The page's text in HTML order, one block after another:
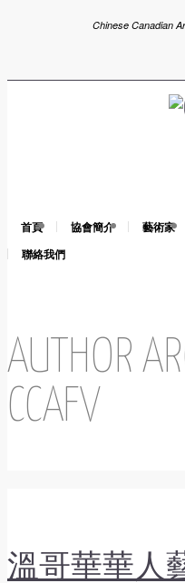
Chinese Canadian
首頁 協會簡介 藝術家
聯絡我們
AUTHOR
CCAFV
溫哥華華人